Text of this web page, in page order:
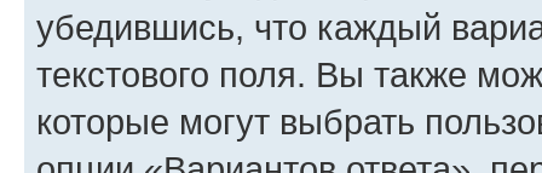
убедившись, что каждый
текстового поля. Вы также
которые могут выбрать